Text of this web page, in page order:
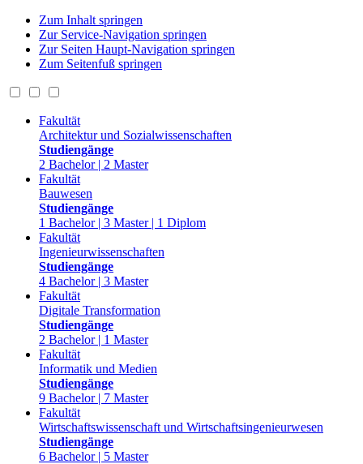
Zum Inhalt springen
Zur Service-Navigation springen
Zur Seiten Haupt-Navigation springen
Zum Seitenfuß springen
Fakultät
Architektur und Sozialwissenschaften
Studiengänge
2 Bachelor | 2 Master
Fakultät
Bauwesen
Studiengänge
1 Bachelor | 3 Master | 1 Diplom
Fakultät
Ingenieurwissenschaften
Studiengänge
4 Bachelor | 3 Master
Fakultät
Digitale Transformation
Studiengänge
2 Bachelor | 1 Master
Fakultät
Informatik und Medien
Studiengänge
9 Bachelor | 7 Master
Fakultät
Wirtschaftswissenschaft und Wirtschaftsingenieurwesen
Studiengänge
6 Bachelor | 5 Master